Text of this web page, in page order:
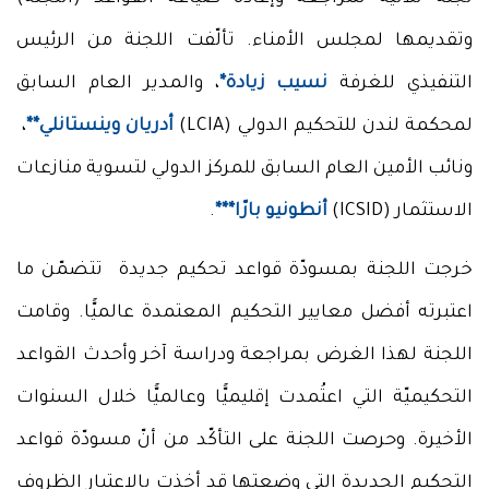
وتقديمها لمجلس الأمناء. تألّفت اللجنة من الرئيس
التنفيذي للغرفة نسيب زيادة*، والمدير العام السابق
لمحكمة لندن للتحكيم الدولي (LCIA) أدريان وينستانلي**،
ونائب الأمين العام السابق للمركز الدولي لتسوية منازعات
الاستثمار (ICSID) أنطونيو بارّا***.
خرجت اللجنة بمسودّة قواعد تحكيم جديدة تتضمّن ما
اعتبرته أفضل معايير التحكيم المعتمدة عالميًّا. وقامت
اللجنة لهذا الغرض بمراجعة ودراسة آخر وأحدث القواعد
التحكيميّة التي اعتُمدت إقليميًّا وعالميًّا خلال السنوات
الأخيرة. وحرصت اللجنة على التأكّد من أنّ مسودّة قواعد
التحكيم الجديدة التي وضعتها قد أخذت بالاعتبار الظروف